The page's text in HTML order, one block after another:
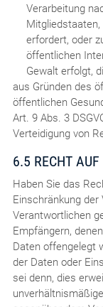
Verarbeitung
erfordert, oder
öffentlichen
Gewalt erfolgt,
aus Gründen des
öffentlichen
Art. 9 Abs. 3
Verteidigung von
6.5 RECHT AUF
Haben Sie das
Einschränkung
Verantwortlichen
Empfängern,
Daten offengelegt
der Daten oder
sei denn, dies